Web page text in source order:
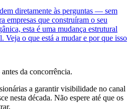
diretamente às perguntas — sem
empresas que construíram o seu
esta é uma mudança estrutural
Veja o que está a mudar e por que isso
antes da concorrência.
a garantir visibilidade no canal
nesta década. Não espere até que os